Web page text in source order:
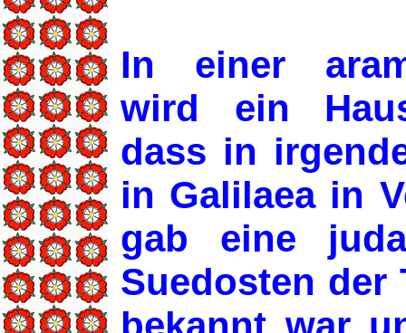
In einer
wird ein
dass in
in Galilaea in
gab eine
Suedosten der